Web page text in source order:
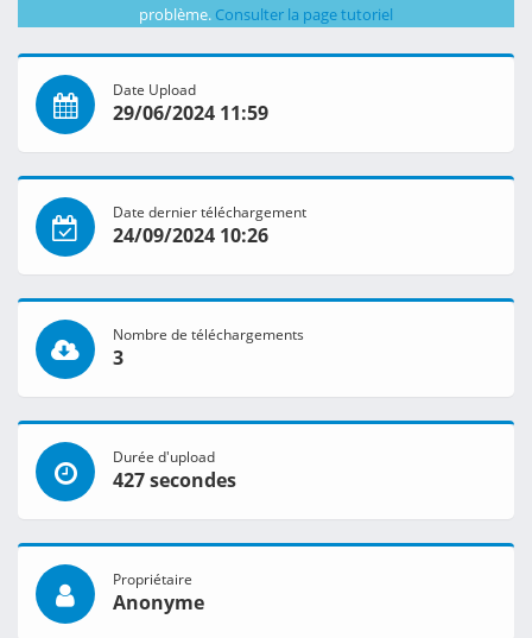
problème. Consulter la page tutoriel
Date Upload
29/06/2024 11:59
Date dernier téléchargement
24/09/2024 10:26
Nombre de téléchargements
3
Durée d'upload
427 secondes
Propriétaire
Anonyme